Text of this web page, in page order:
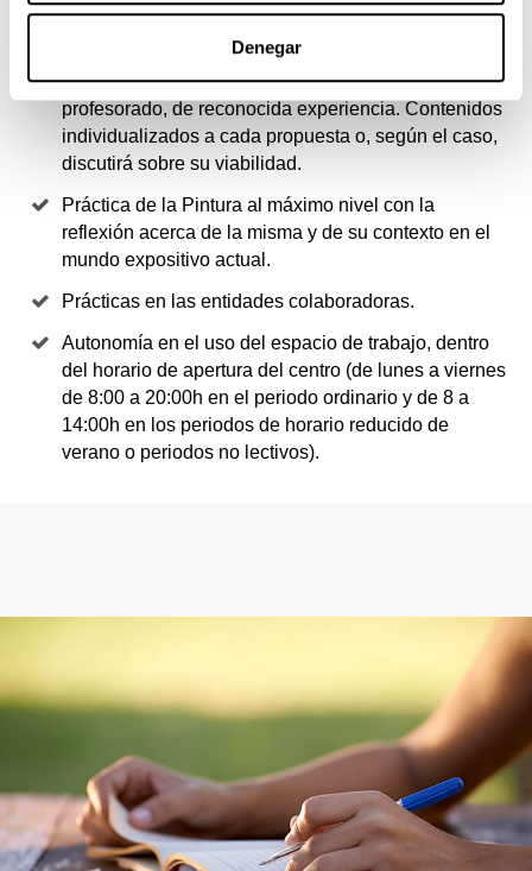
Denegar
MÁSTER
Intensificación en la práctica de la pintura. El
profesorado, de reconocida experiencia. Contenidos
individualizados a cada propuesta o, según el caso,
discutirá sobre su viabilidad.
Práctica de la Pintura al máximo nivel con la
reflexión acerca de la misma y de su contexto en el
mundo expositivo actual.
Prácticas en las entidades colaboradoras.
Autonomía en el uso del espacio de trabajo, dentro
del horario de apertura del centro (de lunes a viernes
de 8:00 a 20:00h en el periodo ordinario y de 8 a
14:00h en los periodos de horario reducido de
verano o periodos no lectivos).